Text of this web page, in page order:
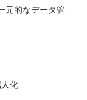
元的なデータ管
化